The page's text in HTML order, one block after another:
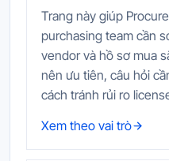
Trang này giúp
purchasing team cần
vendor và hồ sơ mua
nên ưu tiên, câu hỏi
cách tránh rủi ro
Xem theo vai trò